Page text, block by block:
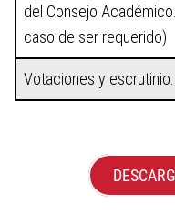
del Consejo
caso de ser requerido)
Votaciones y escrutinio.